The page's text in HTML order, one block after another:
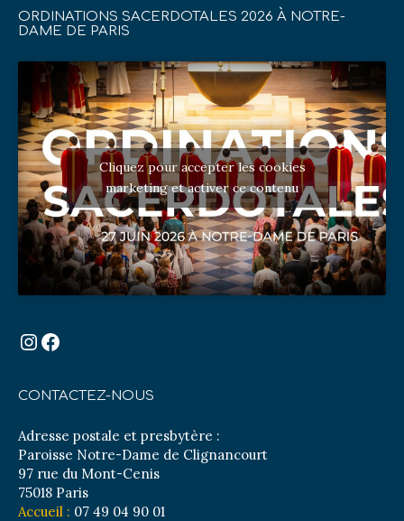
ORDINATIONS SACERDOTALES 2026 À NOTRE-
DAME DE PARIS
Cliquez pour accepter les cookies
marketing et activer ce contenu
Instagram
Facebook
CONTACTEZ-NOUS
Adresse postale et presbytère :
Paroisse Notre-Dame de Clignancourt
97 rue du Mont-Cenis
75018 Paris
Accueil : 07 49 04 90 01